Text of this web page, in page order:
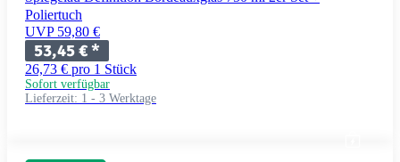
Poliertuch
UVP 59,80 €
53,45 €*
26,73 € pro 1 Stück
Sofort verfügbar
Lieferzeit: 1 - 3 Werktage